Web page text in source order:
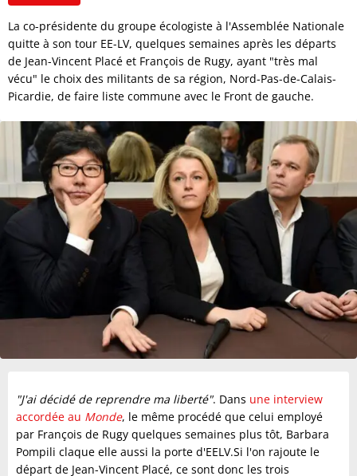
La co-présidente du groupe écologiste à l'Assemblée Nationale
quitte à son tour EE-LV, quelques semaines après les départs
de Jean-Vincent Placé et François de Rugy, ayant "très mal
vécu" le choix des militants de sa région, Nord-Pas-de-Calais-
Picardie, de faire liste commune avec le Front de gauche.
"J'ai décidé de reprendre ma liberté". Dans une interview
accordée au Monde, le même procédé que celui employé
par François de Rugy quelques semaines plus tôt, Barbara
Pompili claque elle aussi la porte d'EELV.Si l'on rajoute le
départ de Jean-Vincent Placé, ce sont donc les trois